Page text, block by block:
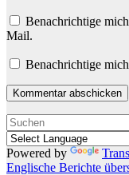
Benachrichtige
Mail.
Benachrichtige
Powered by
Englische Berichte